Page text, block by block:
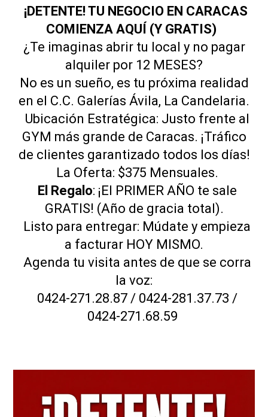
¡DETENTE! TU NEGOCIO EN CARACAS
COMIENZA AQUÍ (Y GRATIS)
¿Te imaginas abrir tu local y no pagar
alquiler por 12 MESES?
No es un sueño, es tu próxima realidad
en el C.C. Galerías Ávila, La Candelaria.
Ubicación Estratégica: Justo frente al
GYM más grande de Caracas. ¡Tráfico
de clientes garantizado todos los días!
La Oferta: $375 Mensuales.
El Regalo: ¡El PRIMER AÑO te sale
GRATIS! (Año de gracia total).
Listo para entregar: Múdate y empieza
a facturar HOY MISMO.
Agenda tu visita antes de que se corra
la voz:
0424-271.28.87 / 0424-281.37.73 /
0424-271.68.59